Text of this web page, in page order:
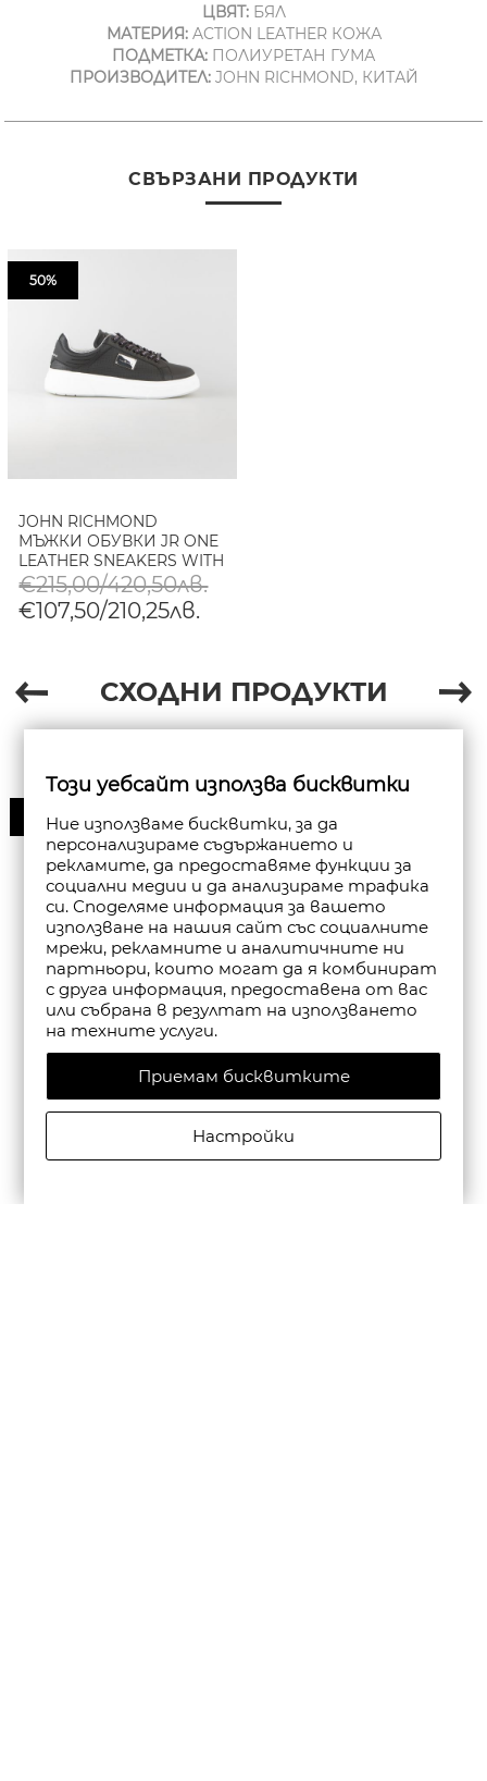
ЦВЯТ:БЯЛ
МАТЕРИЯ:ACTION LEATHER КОЖА
ПОДМЕТКА: ПОЛИУРЕТАН ГУМА
ПРОИЗВОДИТЕЛ:JOHN RICHMOND, КИТАЙ
СВЪРЗАНИ ПРОДУКТИ
50%
JOHN RICHMOND
МЪЖКИ ОБУВКИ JR ONE
LEATHER SNEAKERS WITH
MICROHOLES AND METAL
PLATE - ЧЕРНО
€215,00/420,50лв.
€107,50/210,25лв.
СХОДНИ ПРОДУКТИ
30%
Този уебсайт използва бисквитки
Ние използваме бисквитки, за да
персонализираме съдържанието и
рекламите, да предоставяме функции за
социални медии и да анализираме трафика
си. Споделяме информация за вашето
използване на нашия сайт със социалните
мрежи, рекламните и аналитичните ни
партньори, които могат да я комбинират
с друга информация, предоставена от вас
или събрана в резултат на използването
на техните услуги.
Приемам бисквитките
Настройки